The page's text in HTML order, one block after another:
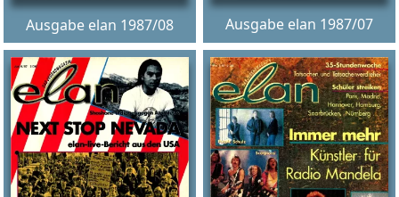
Ausgabe elan 1987/08 Ausgabe elan 1987/07